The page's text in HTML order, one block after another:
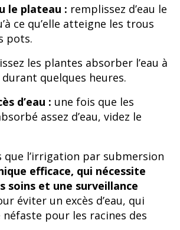
le plateau : remplissez d’eau le
ce qu’elle atteigne les trous
pots.
les plantes absorber l’eau à
quelques heures.
d’eau : une fois que les
assez d’eau, videz le
que l’irrigation par submersion
efficace, qui nécessite
soins et une surveillance
éviter un excès d’eau, qui
pour les racines des